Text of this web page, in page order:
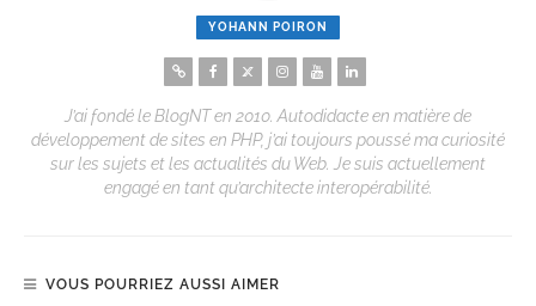
YOHANN POIRON
J’ai fondé le BlogNT en 2010. Autodidacte en matière de
développement de sites en PHP, j’ai toujours poussé ma curiosité
sur les sujets et les actualités du Web. Je suis actuellement
engagé en tant qu’architecte interopérabilité.
VOUS POURRIEZ AUSSI AIMER